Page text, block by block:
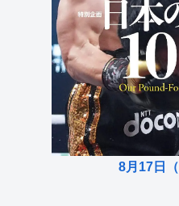
8月17日